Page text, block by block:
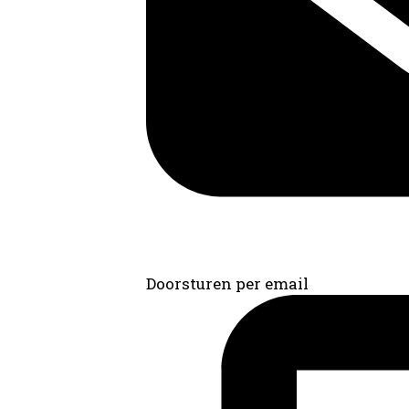
Doorsturen per email